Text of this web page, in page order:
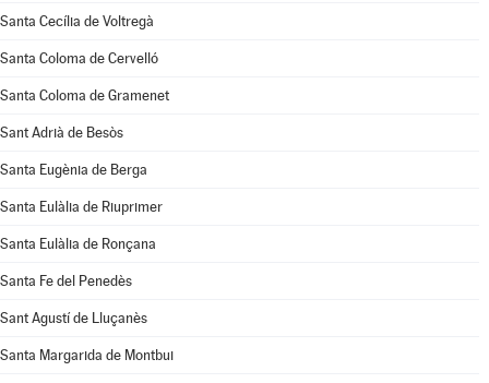
Santa Cecília de Voltregà
Santa Coloma de Cervelló
Santa Coloma de Gramenet
Sant Adrià de Besòs
Santa Eugènia de Berga
Santa Eulàlia de Riuprimer
Santa Eulàlia de Ronçana
Santa Fe del Penedès
Sant Agustí de Lluçanès
Santa Margarida de Montbui